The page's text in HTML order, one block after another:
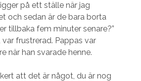
på ett ställe när jag
och sedan är de bara borta
tillbaka fem minuter senare?”
frustrerad. Pappas var
när han svarade henne.
att det är något, du är nog